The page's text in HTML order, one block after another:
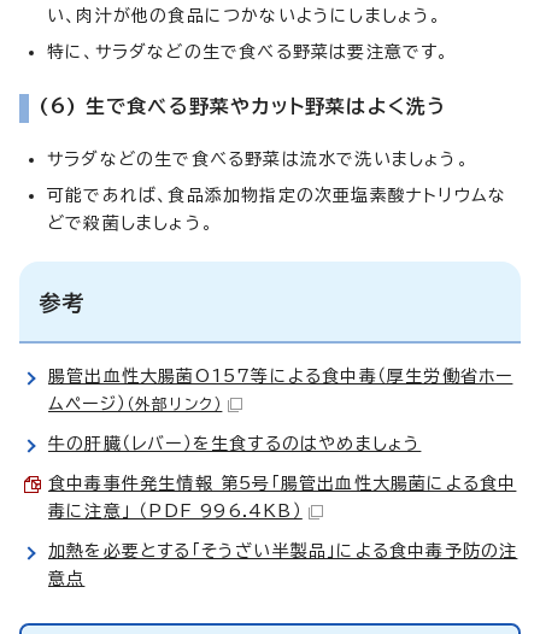
い、肉汁が他の食品につかないようにしましょう。
特に、サラダなどの生で食べる野菜は要注意です。
(6) 生で食べる野菜やカット野菜はよく洗う
サラダなどの生で食べる野菜は流水で洗いましょう。
可能であれば、食品添加物指定の次亜塩素酸ナトリウムな
どで殺菌しましょう。
参考
腸管出血性大腸菌O157等による食中毒（厚生労働省ホー
ムページ） （外部リンク）
牛の肝臓（レバー）を生食するのはやめましょう
食中毒事件発生情報 第5号「腸管出血性大腸菌による食中
毒に注意」 （PDF 996.4KB）
加熱を必要とする「そうざい半製品」による食中毒予防の注
意点